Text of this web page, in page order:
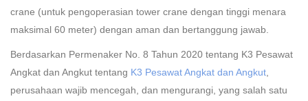
crane (untuk pengoperasian tower crane dengan tinggi menara
maksimal 60 meter) dengan aman dan bertanggung jawab.
Berdasarkan Permenaker No. 8 Tahun 2020 tentang K3 Pesawat
Angkat dan Angkut tentang K3 Pesawat Angkat dan Angkut
perusahaan wajib mencegah, dan mengurangi , yang salah satu